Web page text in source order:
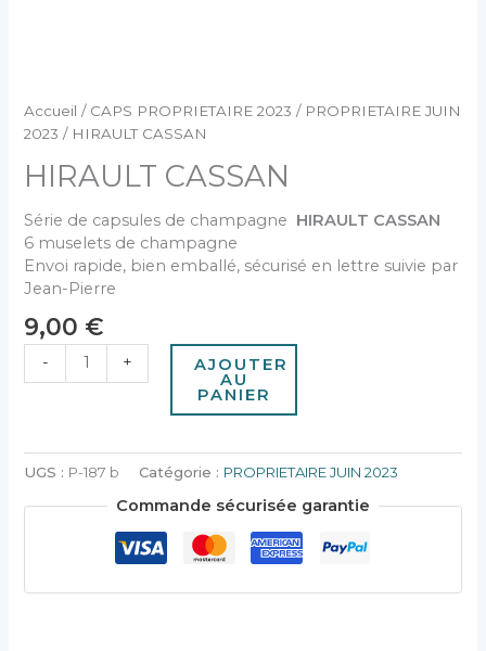
Accueil / CAPS PROPRIETAIRE 2023 / PROPRIETAIRE JUIN
2023 / HIRAULT CASSAN
HIRAULT CASSAN
Série de capsules de champagne HIRAULT CASSAN
6 muselets de champagne
Envoi rapide, bien emballé, sécurisé en lettre suivie par
Jean-Pierre
9,00 €
- + AJOUTER
AU
PANIER
UGS : P-187 b Catégorie : PROPRIETAIRE JUIN 2023
Commande sécurisée garantie